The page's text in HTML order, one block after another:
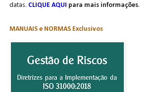
datas. CLIQUE AQUI para mais informações.
MANUAIS e NORMAS Exclusivos